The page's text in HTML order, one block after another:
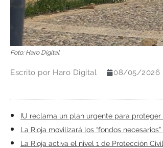
Foto: Haro Digital
Escrito por Haro Digital 08/05/2026
IU reclama un plan urgente para
La Rioja movilizará los “fondos
La Rioja activa el nivel 1 de Protección